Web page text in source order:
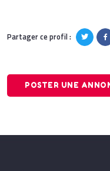
Partager ce profil :
POSTER UNE